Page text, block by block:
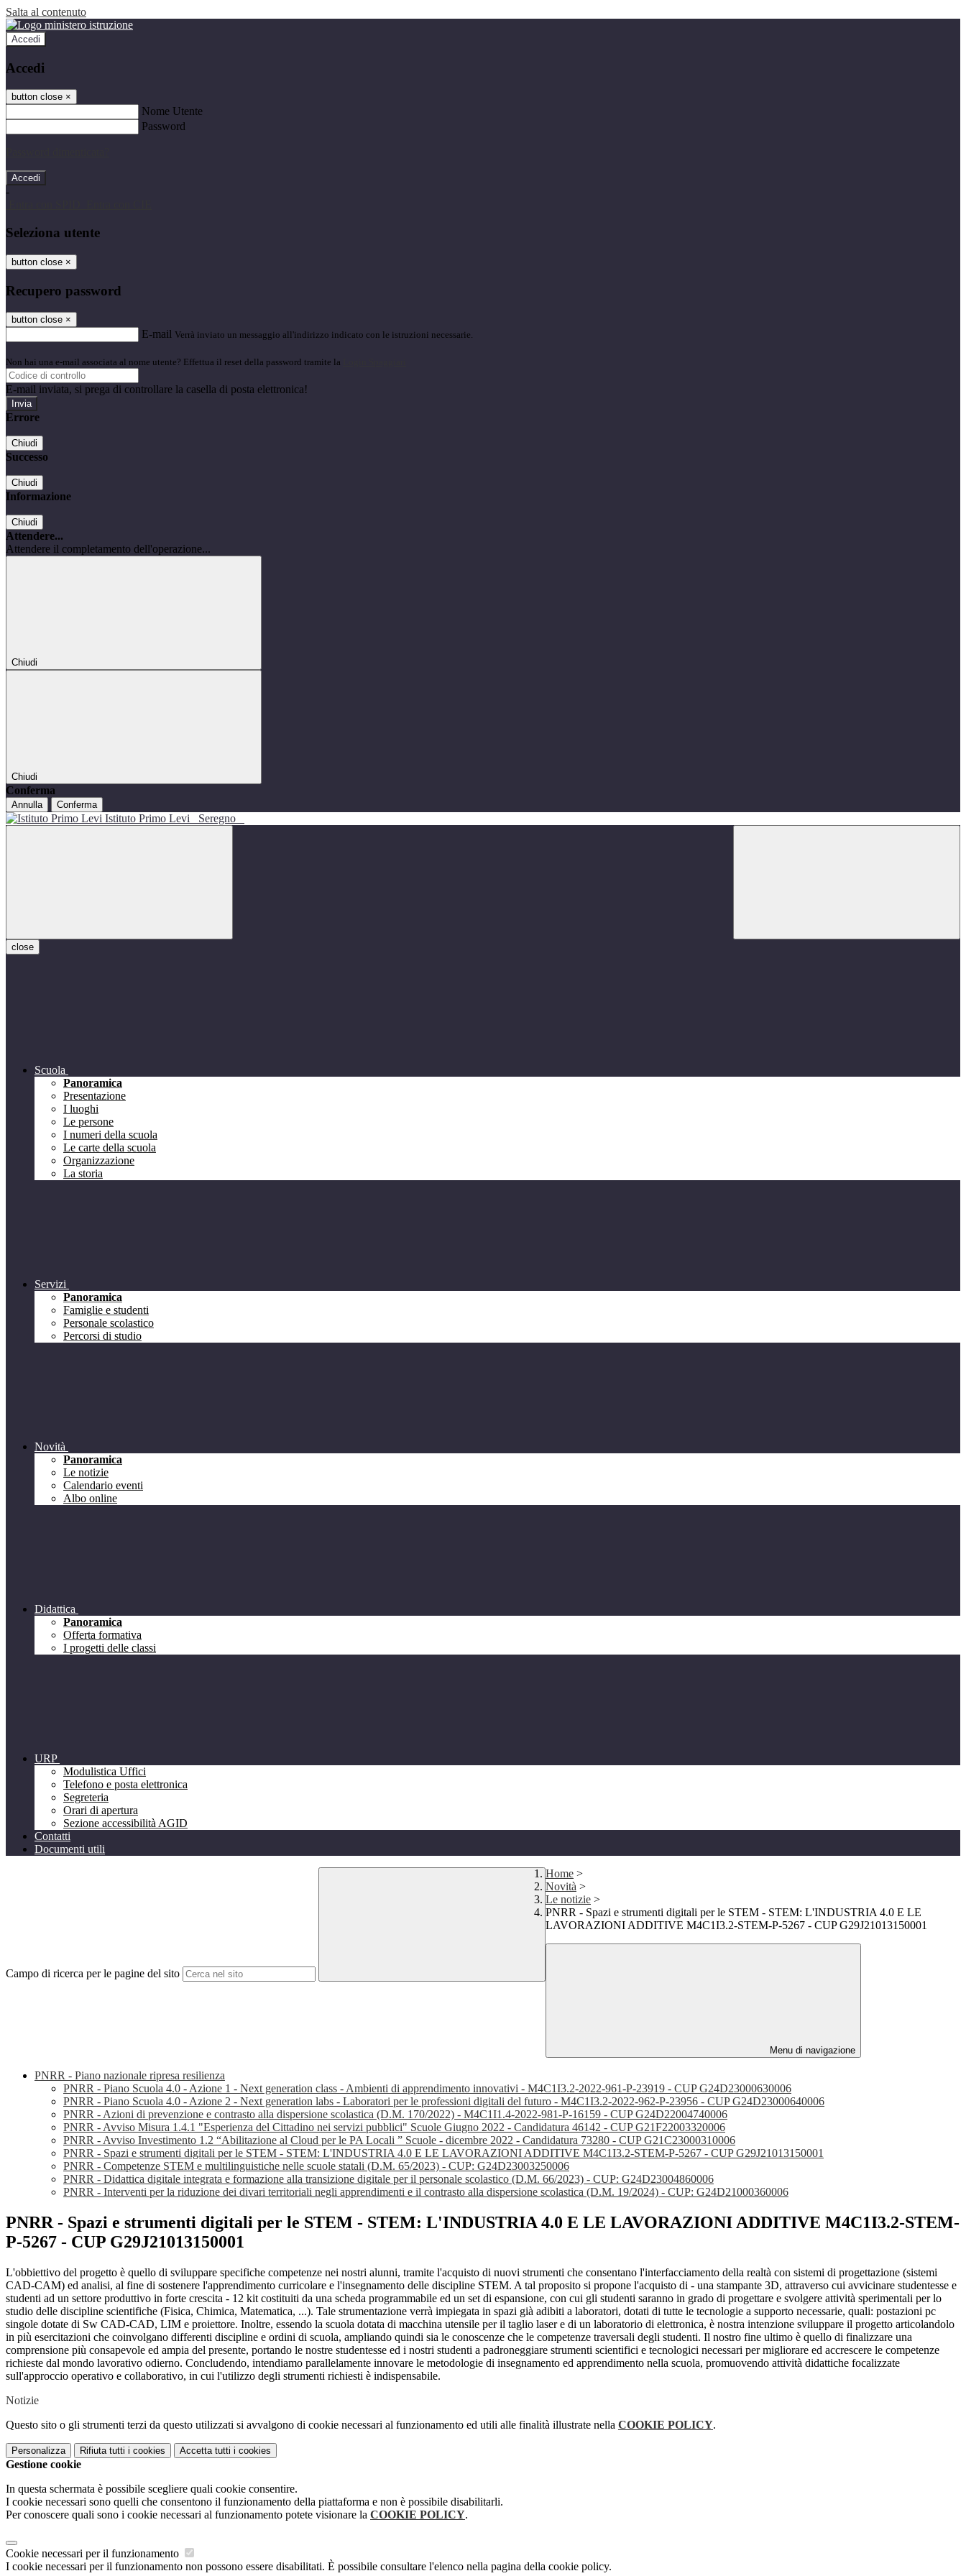
Salta al contenuto
Accedi
Accedi
button close ×
Nome Utente
Password
-
Seleziona utente
button close ×
Recupero password
button close ×
E-mail Verrà inviato un messaggio all'indirizzo indicato con le istruzioni necessarie.
Non hai una e-mail associata al nome utente? Effettua il reset della password tramite la
E-mail inviata, si prega di controllare la casella di posta elettronica!
Errore
Chiudi
Successo
Chiudi
Informazione
Chiudi
Attendere...
Attendere il completamento dell'operazione...
Chiudi
Chiudi
Conferma
Annulla Conferma
Istituto Primo Levi Seregno
close
Scuola
Panoramica
Presentazione
I luoghi
Le persone
I numeri della scuola
Le carte della scuola
Organizzazione
La storia
Servizi
Panoramica
Famiglie e studenti
Personale scolastico
Percorsi di studio
Novità
Panoramica
Le notizie
Calendario eventi
Albo online
Didattica
Panoramica
Offerta formativa
I progetti delle classi
URP
Modulistica Uffici
Telefono e posta elettronica
Segreteria
Orari di apertura
Sezione accessibilità AGID
Contatti
Documenti utili
Campo di ricerca per le pagine del sito
Home >
Novità >
Le notizie >
PNRR - Spazi e strumenti digitali per le STEM - STEM: L'INDUSTRIA 4.0 E LE
LAVORAZIONI ADDITIVE M4C1I3.2-STEM-P-5267 - CUP G29J21013150001
Menu di navigazione
PNRR - Piano nazionale ripresa resilienza
PNRR - Piano Scuola 4.0 - Azione 1 - Next generation class - Ambienti di apprendimento innovativi - M4C1I3.2-2022-961-P-23919 - CUP G24D23000630006
PNRR - Piano Scuola 4.0 - Azione 2 - Next generation labs - Laboratori per le professioni digitali del futuro - M4C1I3.2-2022-962-P-23956 - CUP G24D23000640006
PNRR - Azioni di prevenzione e contrasto alla dispersione scolastica (D.M. 170/2022) - M4C1I1.4-2022-981-P-16159 - CUP G24D22004740006
PNRR - Avviso Misura 1.4.1 "Esperienza del Cittadino nei servizi pubblici" Scuole Giugno 2022 - Candidatura 46142 - CUP G21F22003320006
PNRR - Avviso Investimento 1.2 “Abilitazione al Cloud per le PA Locali ” Scuole - dicembre 2022 - Candidatura 73280 - CUP G21C23000310006
PNRR - Spazi e strumenti digitali per le STEM - STEM: L'INDUSTRIA 4.0 E LE LAVORAZIONI ADDITIVE M4C1I3.2-STEM-P-5267 - CUP G29J21013150001
PNRR - Competenze STEM e multilinguistiche nelle scuole statali (D.M. 65/2023) - CUP: G24D23003250006
PNRR - Didattica digitale integrata e formazione alla transizione digitale per il personale scolastico (D.M. 66/2023) - CUP: G24D23004860006
PNRR - Interventi per la riduzione dei divari territoriali negli apprendimenti e il contrasto alla dispersione scolastica (D.M. 19/2024) - CUP: G24D21000360006
PNRR - Spazi e strumenti digitali per le STEM - STEM: L'INDUSTRIA 4.0 E LE LAVORAZIONI ADDITIVE M4C1I3.2-STEM-
P-5267 - CUP G29J21013150001
L'obbiettivo del progetto è quello di sviluppare specifiche competenze nei nostri alunni, tramite l'acquisto di nuovi strumenti che consentano l'interfacciamento della realtà con sistemi di progettazione (sistemi
CAD-CAM) ed analisi, al fine di sostenere l'apprendimento curricolare e l'insegnamento delle discipline STEM. A tal proposito si propone l'acquisto di - una stampante 3D, attraverso cui avvicinare studentesse e
studenti ad un settore produttivo in forte crescita - 12 kit costituiti da una scheda programmabile ed un set di espansione, con cui gli studenti saranno in grado di progettare e svolgere attività sperimentali per lo
studio delle discipline scientifiche (Fisica, Chimica, Matematica, ...). Tale strumentazione verrà impiegata in spazi già adibiti a laboratori, dotati di tutte le tecnologie a supporto necessarie, quali: postazioni pc
singole dotate di Sw CAD-CAD, LIM e proiettore. Inoltre, essendo la scuola dotata di macchina utensile per il taglio laser e di un laboratorio di elettronica, è nostra intenzione sviluppare il progetto articolandolo
in più esercitazioni che coinvolgano differenti discipline e ordini di scuola, ampliando quindi sia le conoscenze che le competenze traversali degli studenti. Il nostro fine ultimo è quello di finalizzare una
comprensione più consapevole ed ampia del presente, portando le nostre studentesse ed i nostri studenti a padroneggiare strumenti scientifici e tecnologici necessari per migliorare ed accrescere le competenze
richieste dal mondo lavorativo odierno. Concludendo, intendiamo parallelamente innovare le metodologie di insegnamento ed apprendimento nella scuola, promuovendo attività didattiche focalizzate
sull'approccio operativo e collaborativo, in cui l'utilizzo degli strumenti richiesti è indispensabile.
Notizie
Questo sito o gli strumenti terzi da questo utilizzati si avvalgono di cookie necessari al funzionamento ed utili alle finalità illustrate nella COOKIE POLICY.
Personalizza Rifiuta tutti i cookies Accetta tutti i cookies
Gestione cookie
In questa schermata è possibile scegliere quali cookie consentire.
I cookie necessari sono quelli che consentono il funzionamento della piattaforma e non è possibile disabilitarli.
Per conoscere quali sono i cookie necessari al funzionamento potete visionare la COOKIE POLICY.
Cookie necessari per il funzionamento
I cookie necessari per il funzionamento non possono essere disabilitati. È possibile consultare l'elenco nella pagina della cookie policy.